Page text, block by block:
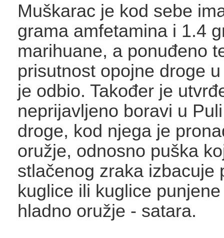
Muškarac je kod sebe
grama amfetamina i 1.4
marihuane, a ponuđeno
prisutnost opojne droge
je odbio. Također je
neprijavljeno boravi u
droge, kod njega je
oružje, odnosno puška
stlačenog zraka izbacuje
kuglice ili kuglice
hladno oružje - satara.